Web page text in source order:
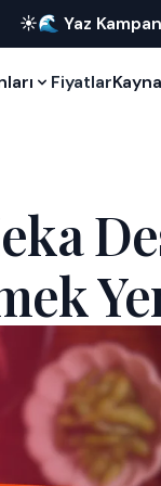
☀️🌊 Yaz
Fiyatlar